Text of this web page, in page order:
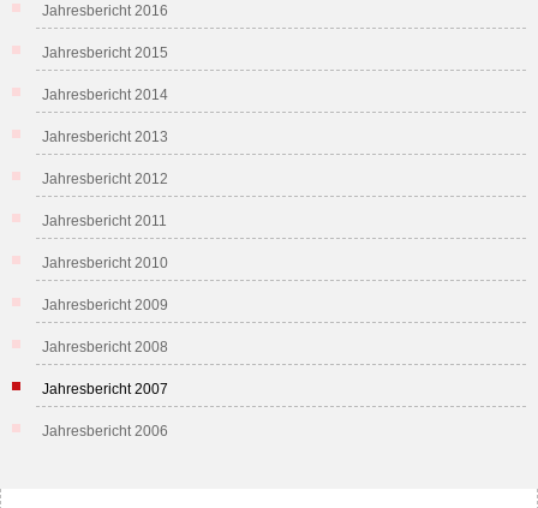
Jahresbericht 2016
Jahresbericht 2015
Jahresbericht 2014
Jahresbericht 2013
Jahresbericht 2012
Jahresbericht 2011
Jahresbericht 2010
Jahresbericht 2009
Jahresbericht 2008
Jahresbericht 2007
Jahresbericht 2006